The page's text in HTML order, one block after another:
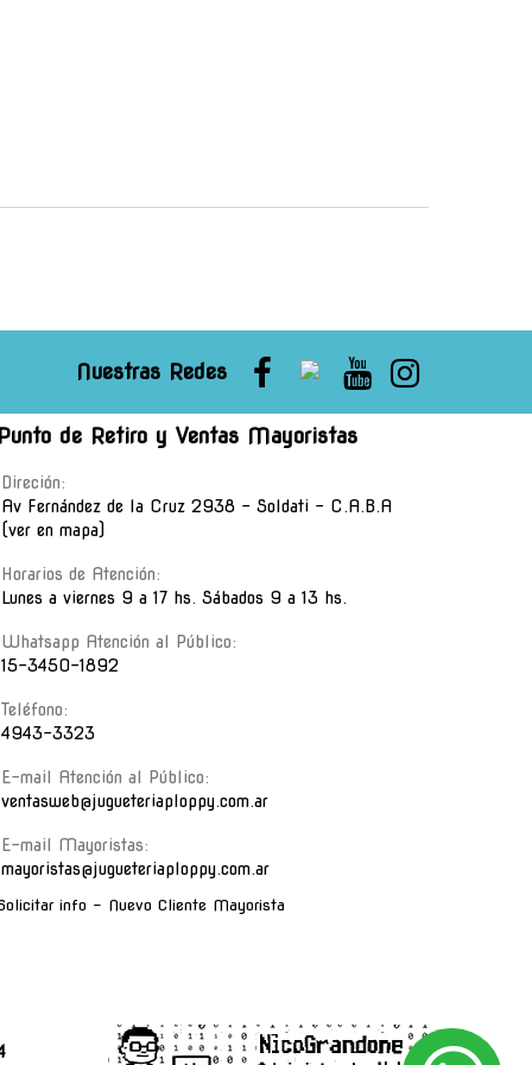
Nuestras Redes
de Retiro y Ventas Mayoristas
Direción:
Av Fernández de la Cruz 2938 - Soldati - C.A.B.A
(ver en mapa)
Horarios de Atención:
Lunes a viernes 9 a 17 hs. Sábados 9 a 13 hs.
Whatsapp Atención al Público:
15-3450-1892
Teléfono:
4943-3323
E-mail Atención al Público:
ventasweb@jugueteriaploppy.com.ar
E-mail Mayoristas:
mayoristas@jugueteriaploppy.com.ar
info - Nuevo Cliente Mayorista